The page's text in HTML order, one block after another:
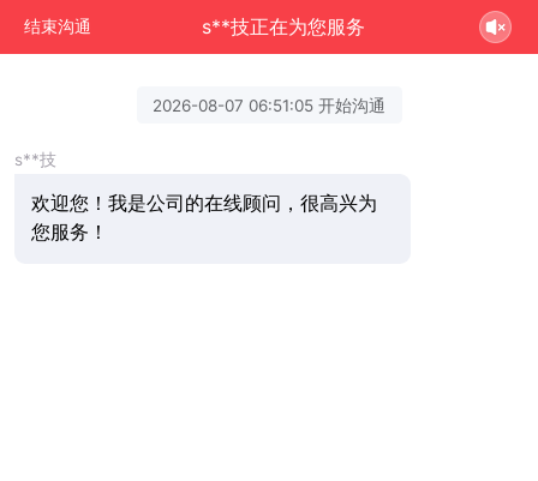
结束沟通 s**技正在为您服务
2026-08-07 06:51:05 开始沟通
s**技
欢迎您！我是公司的在线顾问，很高兴为
您服务！